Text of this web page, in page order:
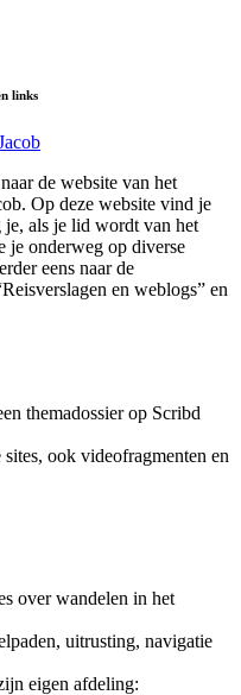
links
de website van het
Op deze website vind je
je, als je lid wordt van het
je onderweg op diverse
eens naar de
en weblogs” en
themadossier op Scribd
ook videofragmenten en
over wandelen in het
uitrusting, navigatie
eigen afdeling: